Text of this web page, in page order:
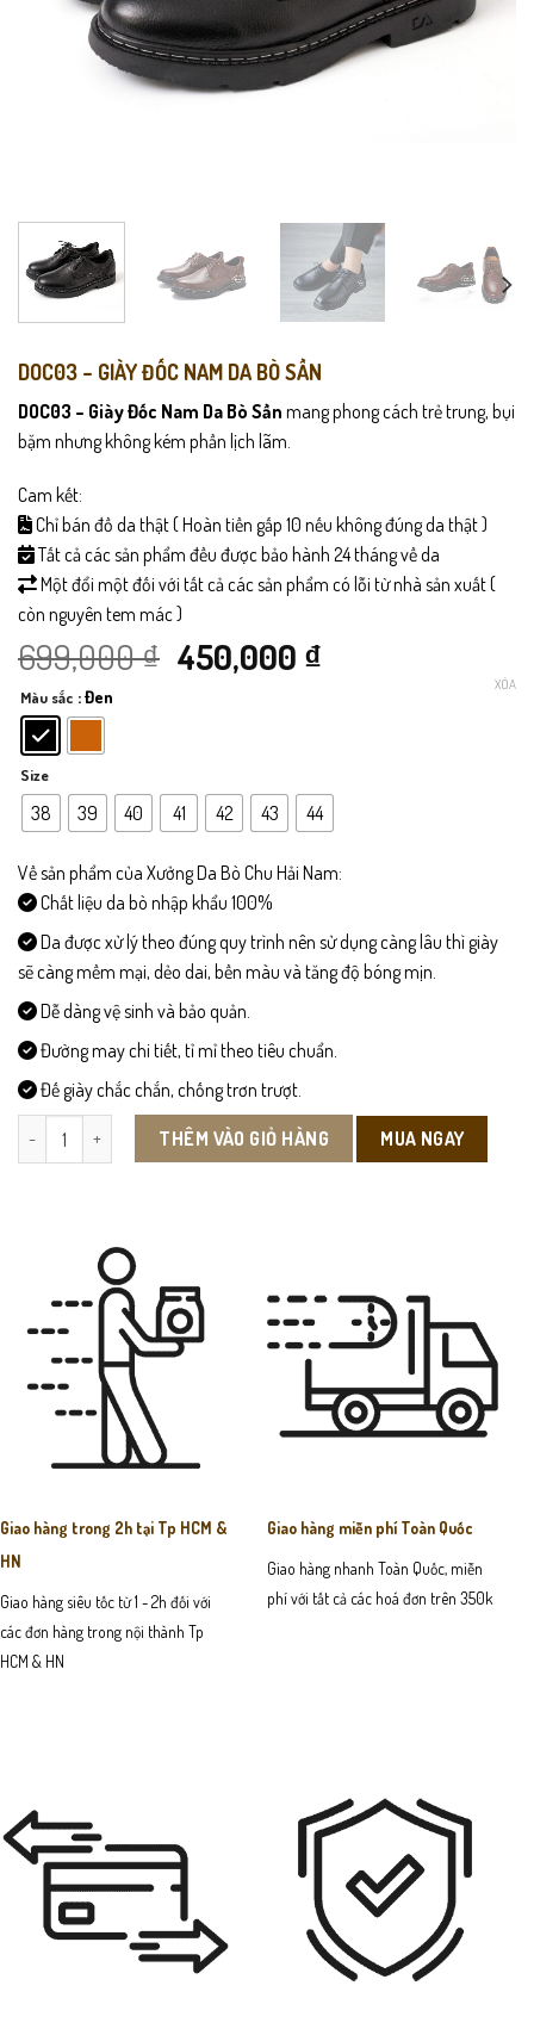
DOC03 – GIÀY ĐỐC NAM DA BÒ SẦN
DOC03 – Giày Đốc Nam Da Bò Sần mang phong cách trẻ trung, bụi
bặm nhưng không kém phần lịch lãm.
Cam kết:
Chỉ bán đồ da thật ( Hoàn tiền gấp 10 nếu không đúng da thật )
Tất cả các sản phẩm đều được bảo hành 24 tháng về da
Một đổi một đối với tất cả các sản phẩm có lỗi từ nhà sản xuất (
còn nguyên tem mác )
699,000₫ Giá
699,000 ₫.
450,000 ₫Giá
là:
450,000 ₫.
Màu sắc : Đen
Size
38 39 40 41 42 43 44
XÓA
Về sản phẩm của Xưởng Da Bò Chu Hải Nam:
Chất liệu da bò nhập khẩu 100%
Da được xử lý theo đúng quy trình nên sử dụng càng lâu thì giày
sẽ càng mềm mại, dẻo dai, bền màu và tăng độ bóng mịn.
Dễ dàng vệ sinh và bảo quản.
Đường may chi tiết, tỉ mỉ theo tiêu chuẩn.
Đế giày chắc chắn, chống trơn trượt.
DOC03 - Giày Đốc Nam Da Bò Sần số lượng
THÊM VÀO GIỎ HÀNG MUA NGAY
Giao hàng trong 2h tại Tp HCM &
HN
Giao hàng siêu tốc từ 1 - 2h đối với
các đơn hàng trong nội thành Tp
HCM & HN
Giao hàng miễn phí Toàn Quốc
Giao hàng nhanh Toàn Quốc, miễn
phí với tất cả các hoá đơn trên 350k